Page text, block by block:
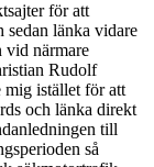
för att
sedan länka vidare
vid närmare
Rudolf
mig istället för att
och länka direkt
till
så